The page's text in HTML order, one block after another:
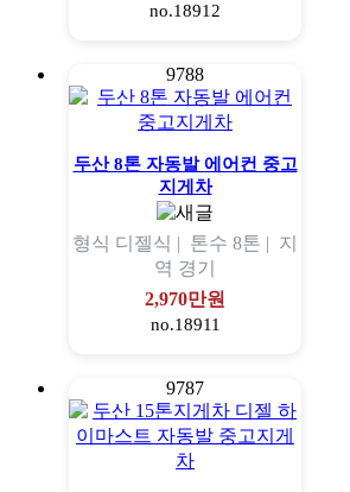
no.18912
9788
두산 8톤 자동발 에어컨 중고
지게차
형식 디젤식 | 톤수 8톤 | 지
역 경기
2,970만원
no.18911
9787